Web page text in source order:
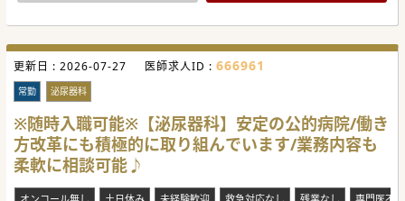
の社会福祉法人の1施設です。
フが医療・健康・福祉活動に従事しています。
■長崎の市街地から車で10分、電車で20分程度の好立地にあ
り、通勤の利便性が高いです。
【職場環境と雰囲気】
■2009年に新築移転した綺麗な病院では、患者の視点に立っ
た良好な療養環境が整備されています。
■全室個室や病棟入出セキュリティーシステムの完備によ
り、プライベートと安全性が確保されています。
■地域の病院・診療所との連携を強化し、地域医療の中核を
担う役割を果たすことができます。
更新日 : 2026-07-27 医師求人ID : 666961
常勤 泌尿器科
※随時入職可能※【泌尿器科】安定の公的病院/働き
方改革にも積極的に取り組んでいます/業務内容も
柔軟に相談可能♪